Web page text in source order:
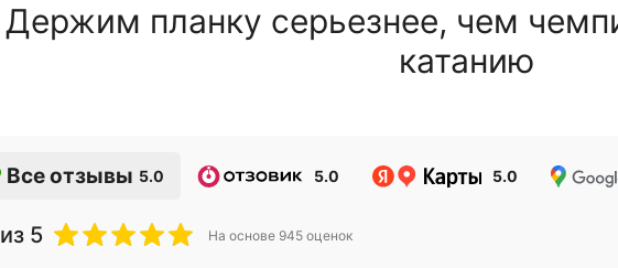
Держим планку серьезнее, чем
катанию
Все отзывы 5.0 5.0 5.0
из 5 На основе 945 оценок